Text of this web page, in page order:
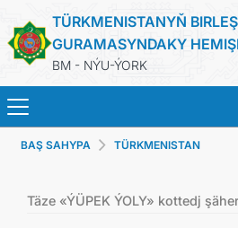
TÜRKMENISTANYŇ
GURAMASYNDAKY
BM - NÝU-ÝORK
BAŞ SAHYPA
HABARLAR
BAŞ SAHYPA TÜRKMENISTAN
Täze «ÝÜPEK ÝOLY» kottedj